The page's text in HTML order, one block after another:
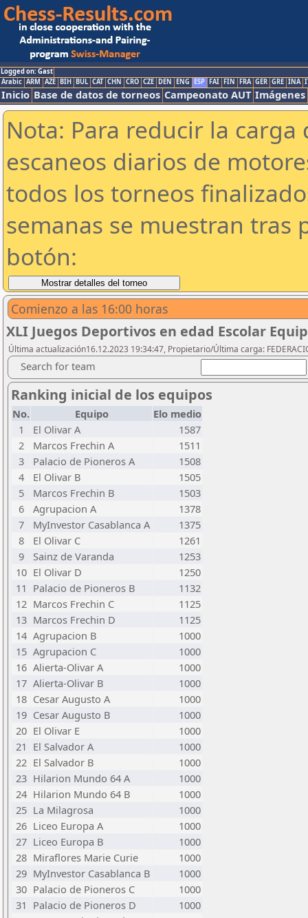
Logged on: Gast
Arabic ARM AZE BIH BUL CAT CHN CRO CZE DEN ENG ESP FAI FIN FRA GER GRE INA
Inicio Base de datos de torneos Campeonato AUT Imágenes
Nota: Para reducir la
escaneos diarios de
todos los torneos
semanas se muestran tras
botón:
Comienzo a las 16:00 horas
XLI Juegos Deportivos en edad Escolar
Última actualización16.12.2023 19:34:47, Propietario/Última carga:
Search for team
Ranking inicial de los equipos
No. Equipo
Elo medio
1
El Olivar A
1587
2
Marcos Frechin A
1511
3
Palacio de Pioneros A
1508
4
El Olivar B
1505
5
Marcos Frechin B
1503
6
Agrupacion A
1378
7
MyInvestor Casablanca A
1375
8
El Olivar C
1261
9
Sainz de Varanda
1253
10 El Olivar D
1250
11 Palacio de Pioneros B
1132
12 Marcos Frechin C
1125
13 Marcos Frechin D
1125
14 Agrupacion B
1000
15 Agrupacion C
1000
16 Alierta-Olivar A
1000
17 Alierta-Olivar B
1000
18 Cesar Augusto A
1000
19 Cesar Augusto B
1000
20 El Olivar E
1000
21 El Salvador A
1000
22 El Salvador B
1000
23 Hilarion Mundo 64 A
1000
24 Hilarion Mundo 64 B
1000
25 La Milagrosa
1000
26 Liceo Europa A
1000
27 Liceo Europa B
1000
28 Miraflores Marie Curie
1000
29 MyInvestor Casablanca B
1000
30 Palacio de Pioneros C
1000
31 Palacio de Pioneros D
1000